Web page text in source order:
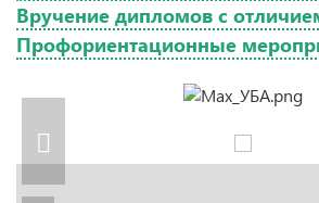
Вручение дипломов с
Профориентационные